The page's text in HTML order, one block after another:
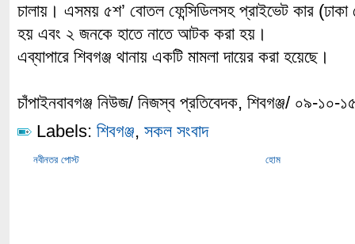
চালায়। এসময় ৫শ’ বোতল ফেন্সিডিলসহ প্রাইভেট কার
হয় এবং ২ জনকে হাতে নাতে আটক করা হয়।
এব্যাপারে শিবগঞ্জ থানায় একটি মামলা দায়ের করা হয়েছে।
চাঁপাইনবাবগঞ্জ নিউজ/ নিজস্ব প্রতিবেদক, শিবগঞ্জ/ ০৯-১০-
Labels: শিবগঞ্জ, সকল সংবাদ
নবীনতর পোস্ট হোম